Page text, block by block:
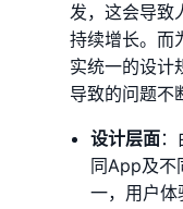
发，这会导致
持续增长。而
实统一的设计
导致的问题不
设计层面
同App及不
一，用户